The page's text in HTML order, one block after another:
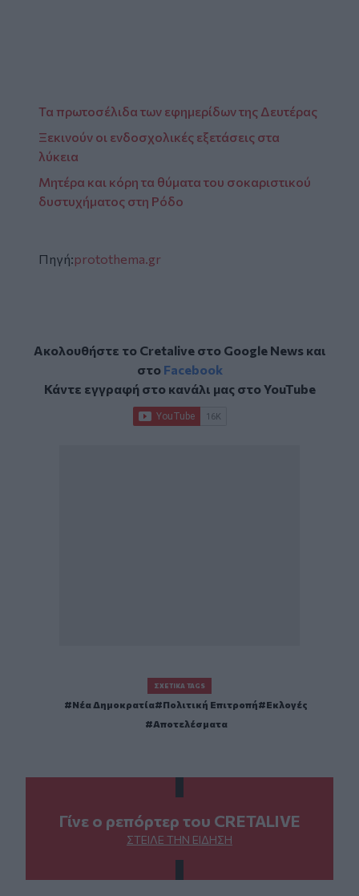
Τα πρωτοσέλιδα των εφημερίδων της Δευτέρας
Ξεκινούν οι ενδοσχολικές εξετάσεις στα
λύκεια
Μητέρα και κόρη τα θύματα του σοκαριστικού
δυστυχήματος στη Ρόδο
Πηγή:protothema.gr
Ακολουθήστε το Cretalive στο Google Newsκαι
στο Facebook
Κάντε εγγραφή στο κανάλι μας στοYouTube
ΣΧΕΤΙΚΆ TAGS
Νέα Δημοκρατία Πολιτική Επιτροπή
Εκλογές
Αποτελέσματα
Γίνε ο ρεπόρτερ του CRETALIVE
ΣΤΕΊΛΕ ΤΗΝ ΕΊΔΗΣΗ